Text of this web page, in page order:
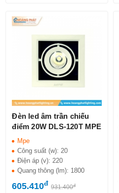
Đèn led âm trần chiếu
điểm 20W DLS-120T MPE
Mpe
Công suất (w):20
Điện áp (v):220
Quang thông (lm): 1800
605.410đ 931.400đ